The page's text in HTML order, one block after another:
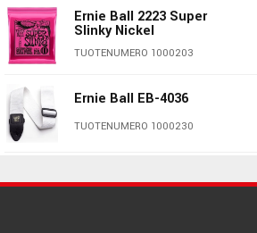
TUOTENUMERO 1055618
Laney LA30D Acoustic
Combo
Peavey Vypyr-X1 Guitar
Ernie Ball 2223 Super
Slinky Nickel
TUOTENUMERO 1000203
Ernie Ball EB-4036
TUOTENUMERO 1000230
Combo